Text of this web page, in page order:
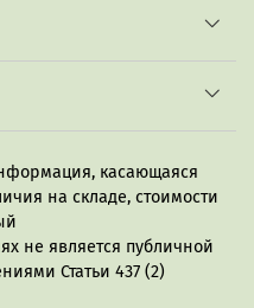
касающаяся
на складе, стоимости
не является публичной
Статьи 437 (2)